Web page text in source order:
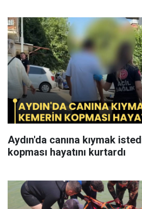
Aydın'da canına kıymak
kopması hayatını kurtardı